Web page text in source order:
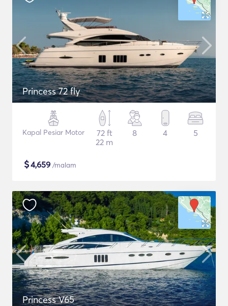
Princess 72 fly
Kapal Pesiar Motor
72 ft
22 m
8 4 5
$4,659 /malam
Princess V65